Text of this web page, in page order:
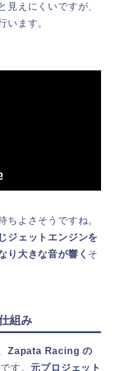
見えにくいですが、
います。
ちよさそうですね。
ジェットエンジンを
り大きな音が響く そ
組み
Zapata Racing の
です。 元プロジェット